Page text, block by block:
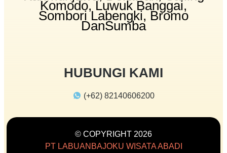
Komodo, Luwuk Banggai,
Sombori Labengki, Bromo
DanSumba
HUBUNGI KAMI
(+62) 82140606200
© COPYRIGHT 2026
PT LABUANBAJOKU WISATA ABADI